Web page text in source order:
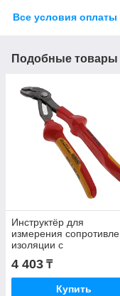
Все условия оплаты
Подобные товары
Инструктёр для
измерения
изоляции с
изолированными
ножницами Fluke
4 403 ₸
Купить